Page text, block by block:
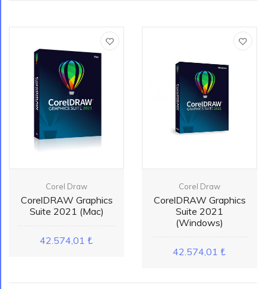
Corel Draw
CorelDRAW Graphics
Suite 2021 (Mac)
42.574,01 ₺
Corel Draw
CorelDRAW Graphics
Suite 2021
(Windows)
42.574,01 ₺